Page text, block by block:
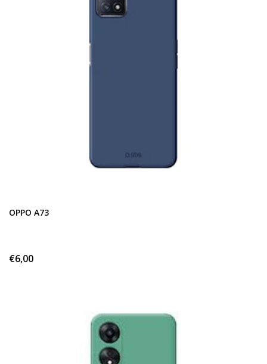
OPPO A73
€6,00